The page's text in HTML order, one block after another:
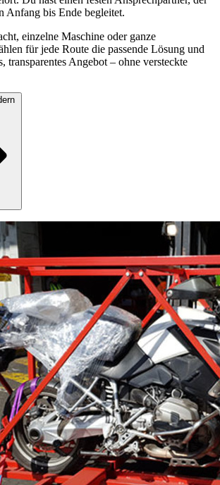
Anfang bis Ende begleitet.
einzelne Maschine oder ganze
für jede Route die passende Lösung und
transparentes Angebot – ohne versteckte